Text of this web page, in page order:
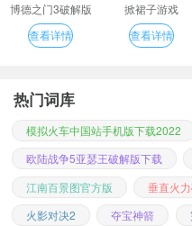
博德之门3破解版
查看详情
掀裙子游戏
查看详情
热门词库
模拟火车中国站手机版下载2022
欧陆战争5亚瑟王破解版下载
江南百景图官方版
垂直火
火影对决2
夺宝神箭